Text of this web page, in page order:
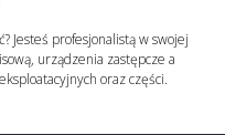
Jesteś profesjonalistą w swojej
urządzenia zastępcze a
oraz części.